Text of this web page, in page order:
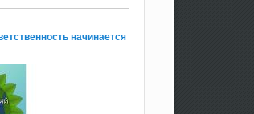
начинается